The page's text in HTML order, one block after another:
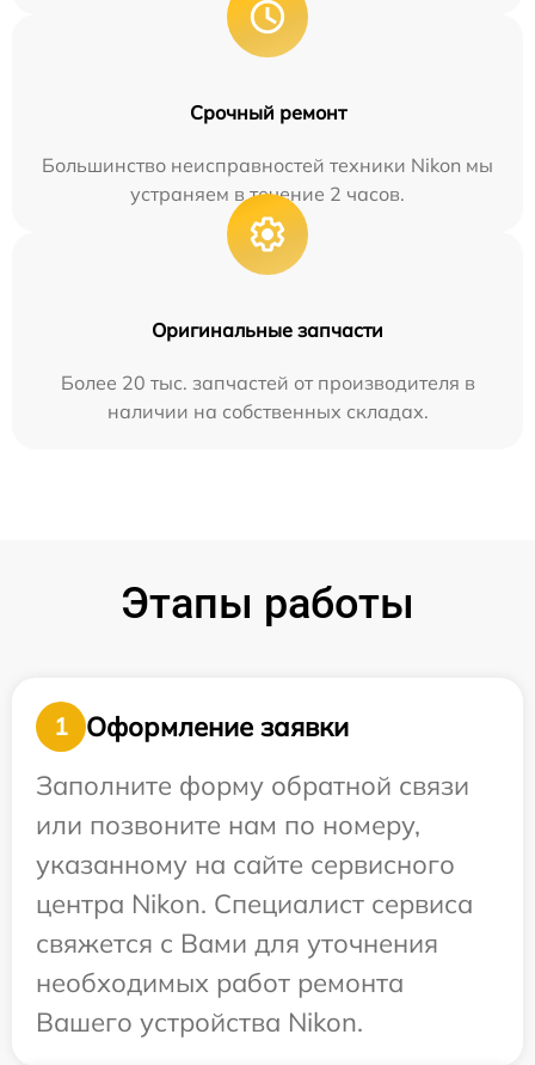
Срочный ремонт
Большинство неисправностей техники Nikon мы
устраняем в течение 2 часов.
Оригинальные запчасти
Более 20 тыс. запчастей от производителя в
наличии на собственных складах.
Этапы работы
1
Оформление заявки
Заполните форму обратной связи
или позвоните нам по номеру,
указанному на сайте сервисного
центра Nikon. Специалист сервиса
свяжется с Вами для уточнения
необходимых работ ремонта
Вашего устройства Nikon.